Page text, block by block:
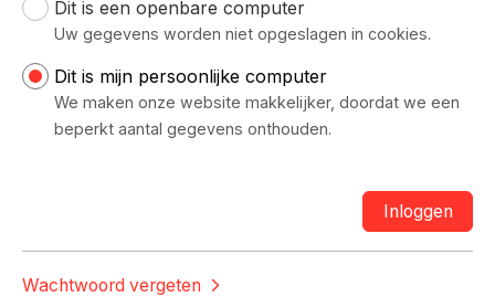
Uw inloggegevens
Dit is een openbare computer
Uw gegevens worden niet opgeslagen in cookies.
Dit is mijn persoonlijke computer
We maken onze website makkelijker, doordat we een
beperkt aantal gegevens onthouden.
Inloggen
Wachtwoord vergeten